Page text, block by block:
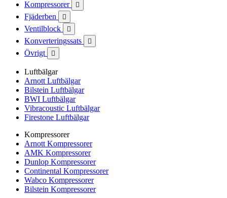
Kompressorer 
Fjäderben 
Ventilblock 
Konverteringssats 
Övrigt 
Luftbälgar
Arnott Luftbälgar
Bilstein Luftbälgar
BWI Luftbälgar
Vibracoustic Luftbälgar
Firestone Luftbälgar
Kompressorer
Arnott Kompressorer
AMK Kompressorer
Dunlop Kompressorer
Continental Kompressorer
Wabco Kompressorer
Bilstein Kompressorer